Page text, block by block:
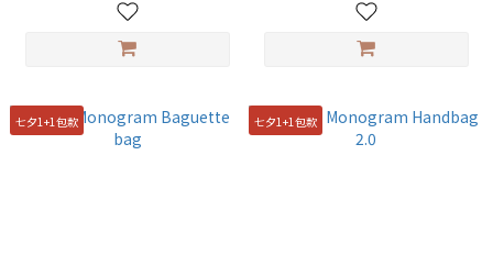
七夕1+1包款 七夕1+1包款